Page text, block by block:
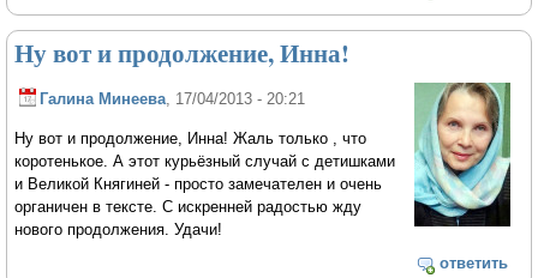
Ну вот и продолжение, Инна!
Галина Минеева , 17/04/2013 - 20:21
Ну вот и продолжение, Инна! Жаль только , что
коротенькое. А этот курьёзный случай с детишками
и Великой Княгиней - просто замечателен и очень
органичен в тексте. С искренней радостью жду
нового продолжения. Удачи!
ответить